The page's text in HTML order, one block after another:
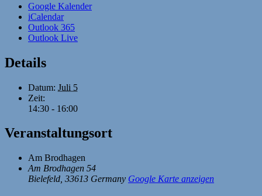
Google Kalender
iCalendar
Outlook 365
Outlook Live
Details
Datum: Juli 5
Zeit:
14:30 - 16:00
Veranstaltungsort
Am Brodhagen
Am Brodhagen 54
Bielefeld 33613 Germany Google Karte anzeigen